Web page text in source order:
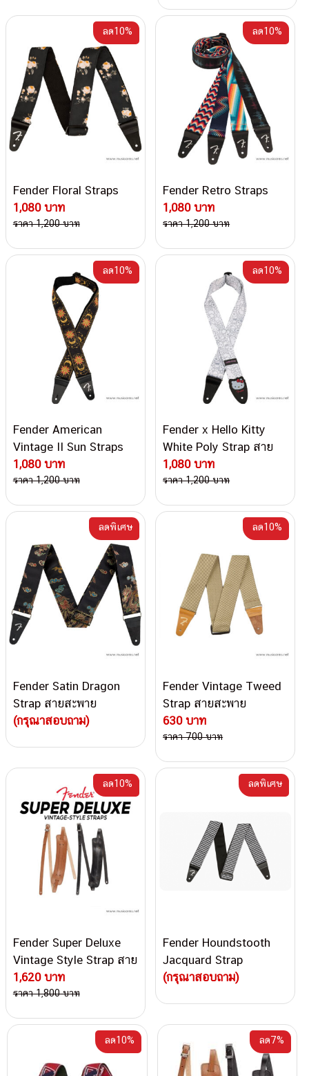
Fender Floral Straps
1,080 บาท
ลด10%
ราคา 1,200 บาท
Fender Retro Straps
1,080 บาท
ลด10%
ราคา 1,200 บาท
Fender American
Vintage II Sun Straps
1,080 บาท
ลด10%
ราคา 1,200 บาท
Fender x Hello Kitty
White Poly Strap สาย
สะพาย
1,080 บาท
ลด10%
ราคา 1,200 บาท
Fender Satin Dragon
Strap สายสะพาย
(กรุณาสอบถาม)
ลดพิเศษ
Fender Vintage Tweed
Strap สายสะพาย
630 บาท
ลด10%
ราคา 700 บาท
Fender Super Deluxe
Vintage Style Strap สาย
สะพาย
1,620 บาท
ลด10%
ราคา 1,800 บาท
Fender Houndstooth
Jacquard Strap
(กรุณาสอบถาม)
ลดพิเศษ
ลด10% ลด7%